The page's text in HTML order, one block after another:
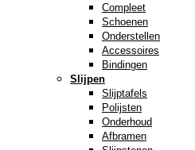
Compleet
Schoenen
Onderstellen
Accessoires
Bindingen
Slijpen
Slijptafels
Polijsten
Onderhoud
Afbramen